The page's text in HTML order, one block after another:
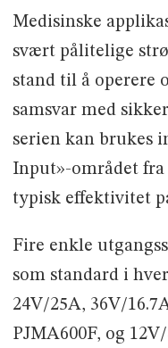
Medisinske
svært pålitelige
stand til å operere
samsvar med
serien kan brukes
Input»-området fra
typisk effektivitet
Fire enkle
som standard i
24V/25A, 36V/
PJMA600F, og